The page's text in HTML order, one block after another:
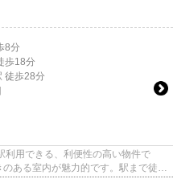
8分
歩18分
徒歩28分
利用できる、利便性の高い物件で
ある室内が魅力的です。駅まで徒歩